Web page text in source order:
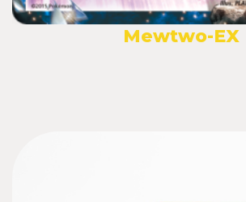
Mewtwo-EX